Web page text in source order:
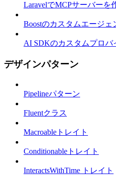
LaravelでMCPサーバーを
Boostのカスタムエージェ
AI SDKのカスタムプロバ
デザインパターン
Pipelineパターン
Fluentクラス
Macroableトレイト
Conditionableトレイト
InteractsWithTime トレイト